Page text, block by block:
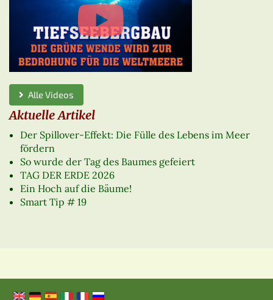
Alle Videos
Aktuelle Artikel
Der Spillover-Effekt: Die Fülle des Lebens im Meer
fördern
So wurde der Tag des Baumes gefeiert
TAG DER ERDE 2026
Ein Hoch auf die Bäume!
Smart Tip # 19